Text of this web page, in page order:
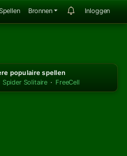
Bronnen Inloggen
populaire spellen
Spider Solitaire · FreeCell